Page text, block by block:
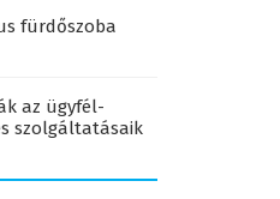
fürdőszoba
az ügyfél-
szolgáltatásaik